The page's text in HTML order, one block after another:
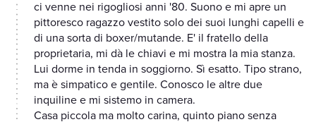
ci venne nei rigogliosi anni '80. Suono e mi apre un
pittoresco ragazzo vestito solo dei suoi lunghi capelli e
di una sorta di boxer/mutande. E' il fratello della
proprietaria, mi dà le chiavi e mi mostra la mia stanza.
Lui dorme in tenda in soggiorno. Sì esatto. Tipo strano,
ma è simpatico e gentile. Conosco le altre due
inquiline e mi sistemo in camera.
Casa piccola ma molto carina, quinto piano senza